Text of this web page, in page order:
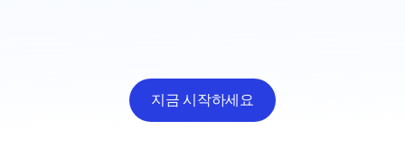
지금 시작하세요